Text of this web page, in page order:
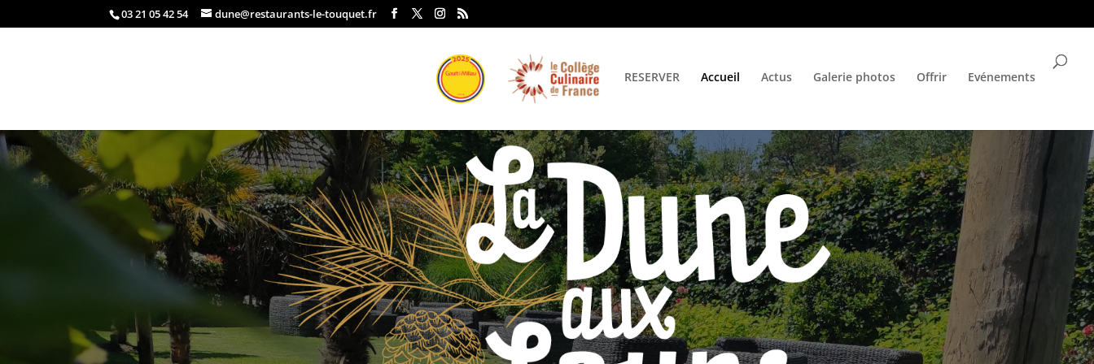
03 21 05 42 54 dune@restaurants-le-touquet.fr
RESERVER Accueil Actus Galerie photos Offrir Evénements